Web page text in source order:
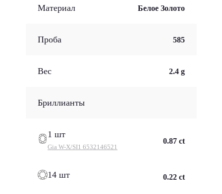
Материал Белое Золото
Проба 585
Вес 2.4 g
Бриллианты
1 шт
Gia W-X/SI1 6532146521
0.87 ct
14 шт 0.22 ct